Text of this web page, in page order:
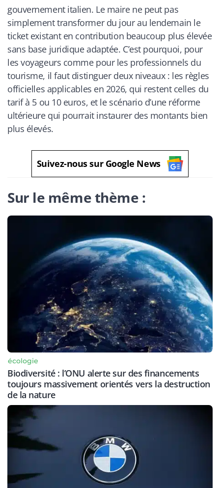
gouvernement italien. Le maire ne peut pas
simplement transformer du jour au lendemain le
ticket existant en contribution beaucoup plus élevée
sans base juridique adaptée. C’est pourquoi, pour
les voyageurs comme pour les professionnels du
tourisme, il faut distinguer deux niveaux : les règles
officielles applicables en 2026, qui restent celles du
tarif à 5 ou 10 euros, et le scénario d’une réforme
ultérieure qui pourrait instaurer des montants bien
plus élevés.
Suivez-nous sur Google News
Sur le même thème :
écologie
Biodiversité : l’ONU alerte sur des financements
toujours massivement orientés vers la destruction
de la nature